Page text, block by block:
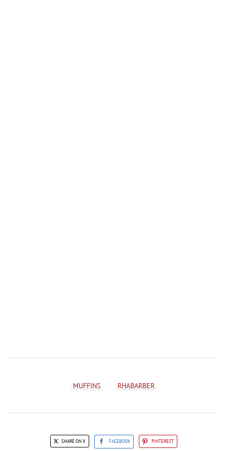
MUFFINS RHABARBER
SHARE ON X FACEBOOK PINTEREST